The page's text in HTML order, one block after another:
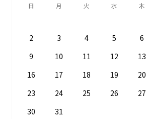
日 月 火 水 木
2
3 4 5 6
9
10 11 12 13
16
17 18 19 20
23
24 25 26 27
30
31